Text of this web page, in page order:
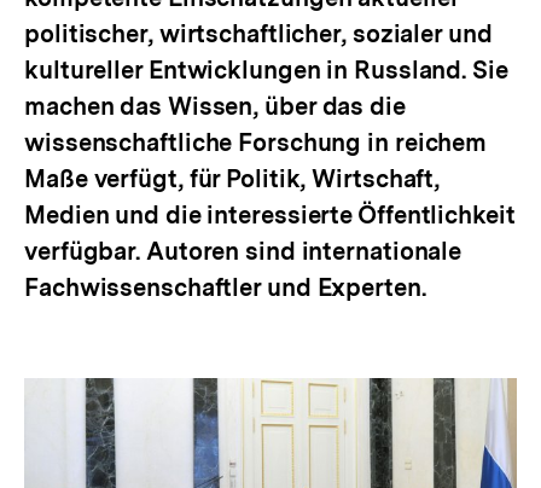
politischer, wirtschaftlicher, sozialer und
kultureller Entwicklungen in Russland. Sie
machen das Wissen, über das die
wissenschaftliche Forschung in reichem
Maße verfügt, für Politik, Wirtschaft,
Medien und die interessierte Öffentlichkeit
verfügbar. Autoren sind internationale
Fachwissenschaftler und Experten.